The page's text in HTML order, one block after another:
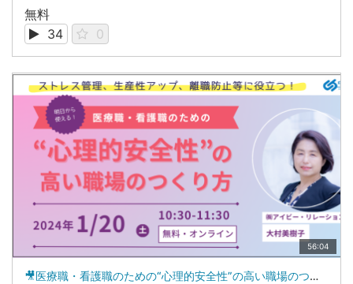
無料
34
0
56:04
🎥医療職・看護職のための“心理的安全性”の高い職場のつくり方【見逃し配信】